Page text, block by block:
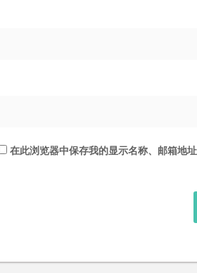
在此浏览器中保存我的显示名称、邮箱地